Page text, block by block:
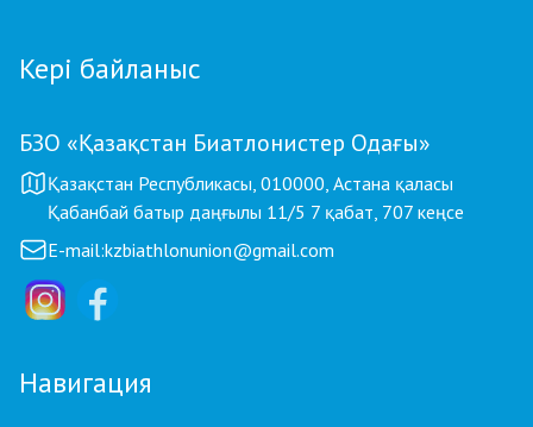
Кері байланыс
БЗО «Қазақстан Биатлонистер Одағы»
Қазақстан Республикасы, 010000, Астана қаласы
Қабанбай батыр даңғылы 11/5 7 қабат, 707 кеңсе
E-mail:kzbiathlonunion@gmail.com
Навигация